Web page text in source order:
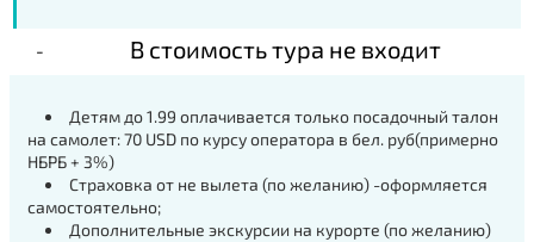
В стоимость тура не входит
Детям до 1.99 оплачивается только посадочный талон
на самолет: 70 USD по курсу оператора в бел. руб(примерно
НБРБ + 3%)
Страховка от не вылета (по желанию) -оформляется
самостоятельно;
Дополнительные экскурсии на курорте (по желанию)